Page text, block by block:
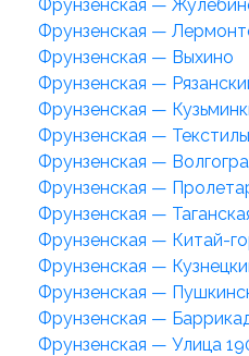
Фрунзенская —
Фрунзенская —
Фрунзенская — Выхино
Фрунзенская —
Фрунзенская —
Фрунзенская —
Фрунзенская —
Фрунзенская —
Фрунзенская —
Фрунзенская — Китай-
Фрунзенская —
Фрунзенская —
Фрунзенская —
Фрунзенская — Улица